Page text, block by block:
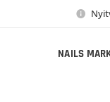
NAILS